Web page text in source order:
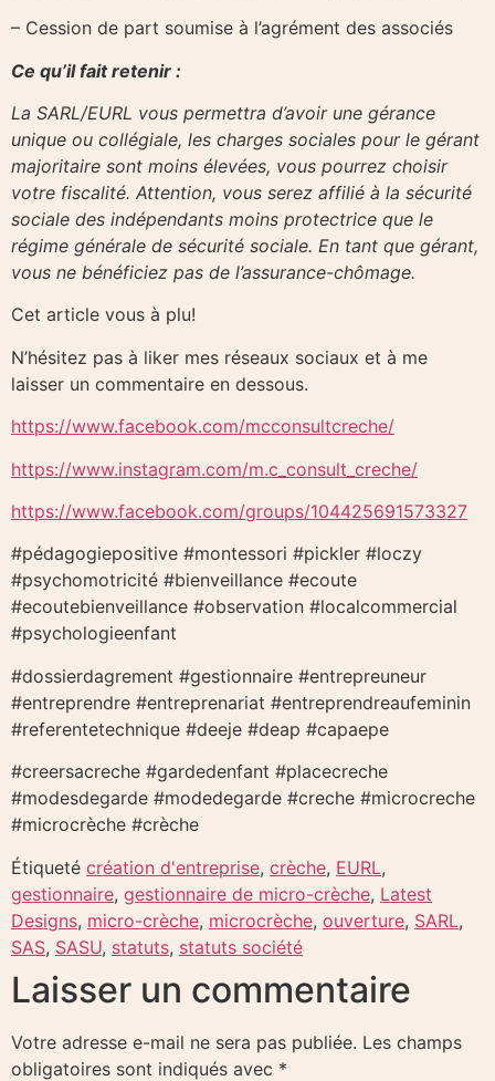
– Cession de part soumise à l’agrément des associés
Ce qu’il fait retenir :
La SARL/EURL vous permettra d’avoir une gérance
unique ou collégiale, les charges sociales pour le gérant
majoritaire sont moins élevées, vous pourrez choisir
votre fiscalité. Attention, vous serez affilié à la sécurité
sociale des indépendants moins protectrice que le
régime générale de sécurité sociale. En tant que gérant,
vous ne bénéficiez pas de l’assurance-chômage.
Cet article vous à plu!
N’hésitez pas à liker mes réseaux sociaux et à me
laisser un commentaire en dessous.
https://www.facebook.com/mcconsultcreche/
https://www.instagram.com/m.c_consult_creche/
https://www.facebook.com/groups/104425691573327
#pédagogiepositive #montessori #pickler #loczy
#psychomotricité #bienveillance #ecoute
#ecoutebienveillance #observation #localcommercial
#psychologieenfant
#dossierdagrement #gestionnaire #entrepreuneur
#entreprendre #entreprenariat #entreprendreaufeminin
#referentetechnique #deeje #deap #capaepe
#creersacreche #gardedenfant #placecreche
#modesdegarde #modedegarde #creche #microcreche
#microcrèche #crèche
Étiqueté création d'entreprise, crèche, EURL,
gestionnaire, gestionnaire de micro-crèche, Latest
Designs, micro-crèche, microcrèche, ouverture, SARL,
SAS, SASU, statuts, statuts société
Laisser un commentaire
Votre adresse e-mail ne sera pas publiée. Les champs
obligatoires sont indiqués avec *